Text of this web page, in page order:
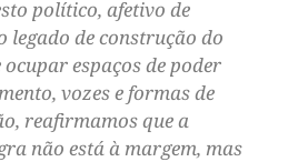
político, afetivo de
legado de construção do
espaços de poder
vozes e formas de
reafirmamos que a
não está à margem, mas